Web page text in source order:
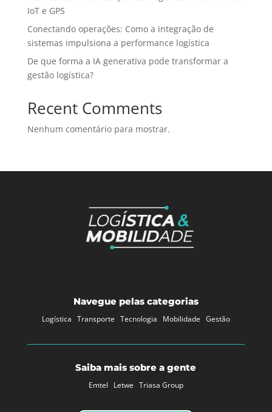
IoT e GPS
Conectando operações: Como a integração de
sistemas impulsiona a performance logística
De que forma a IA generativa pode transformar a
gestão logística?
Recent Comments
Nenhum comentário para mostrar.
Navegue pelas categorias
Logística Transporte Tecnologia Mobilidade Gestão
Saiba mais sobre a gente
Emtel Letwe Triasa Group